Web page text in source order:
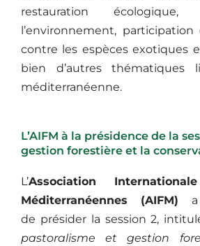
restauration
l’environnement,
contre les espèces exotiques
bien d’autres thématiques
méditerranéenne.
L’AIFM à la présidence de la
gestion forestière et la
L’Association
Méditerranéennes (AIFM) a
de présider la session 2,
pastoralisme et gestion